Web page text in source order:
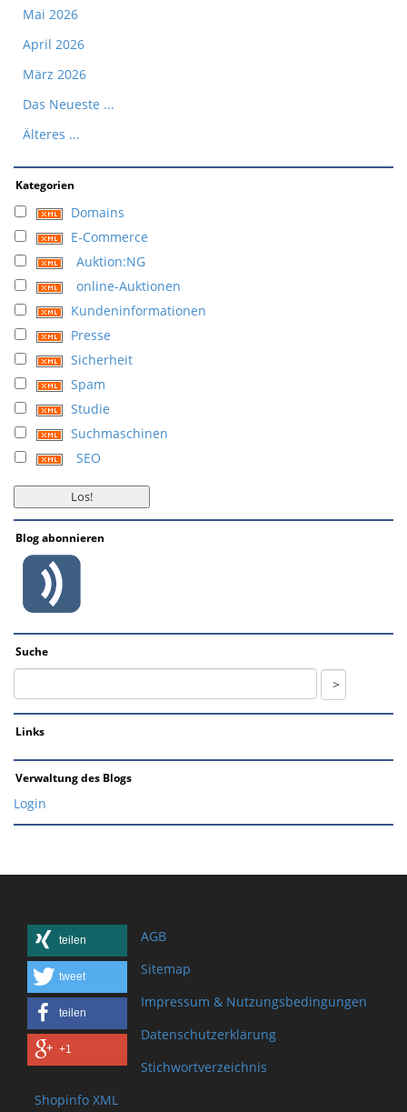
Mai 2026
April 2026
März 2026
Das Neueste ...
Älteres ...
Kategorien
Domains
E-Commerce
Auktion:NG
online-Auktionen
Kundeninformationen
Presse
Sicherheit
Spam
Studie
Suchmaschinen
SEO
Blog abonnieren
Suche
Links
Verwaltung des Blogs
Login
teilen
tweet
teilen
+1
AGB
Sitemap
Impressum & Nutzungsbedingungen
Datenschutzerklärung
Stichwortverzeichnis
Shopinfo XML